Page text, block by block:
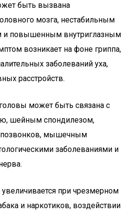
быть вызвана
мозга, нестабильным
и повышенным внутриглазным
возникает на фоне гриппа,
заболеваний уха,
расстройств.
может быть связана с
шейным спондилезом,
позвонков, мышечным
заболеваниями и
при чрезмерном
и наркотиков, воздействии